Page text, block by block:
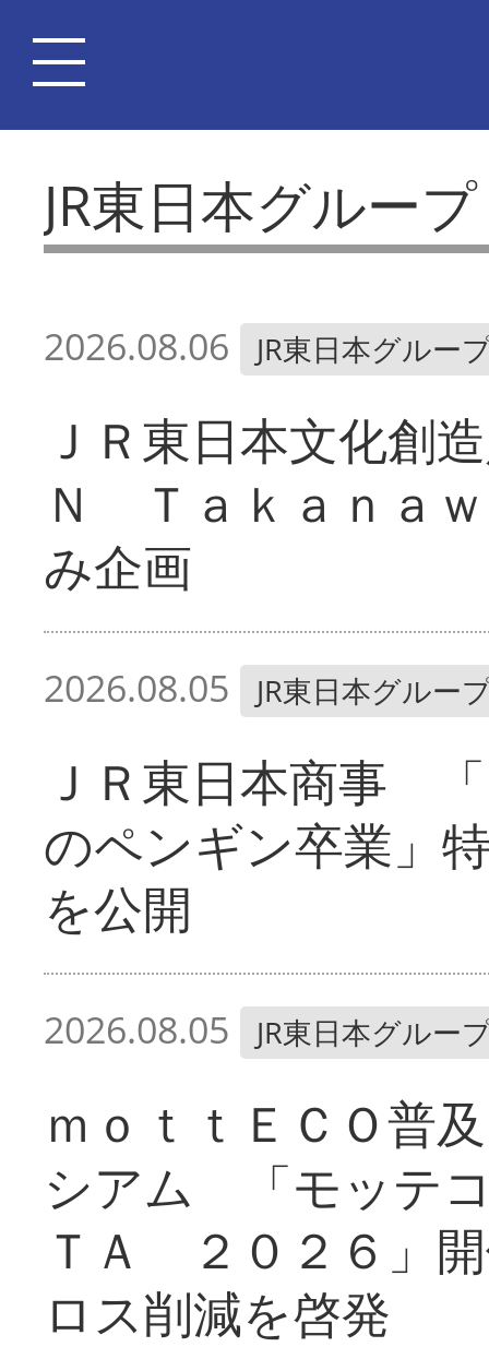
JR東日本グループ
2026.08.06 JR東日本グルー
ＪＲ東日本文化創
Ｎ Ｔａｋａｎａ
み企画
2026.08.05 JR東日本グルー
ＪＲ東日本商事
のペンギン卒業」
を公開
2026.08.05 JR東日本グルー
ｍｏｔｔＥＣＯ普
シアム 「モッテ
ＴＡ ２０２６」
ロス削減を啓発